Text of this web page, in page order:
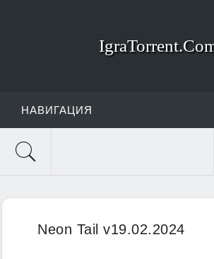
НАВИГАЦИЯ
Neon Tail v19.02.2024